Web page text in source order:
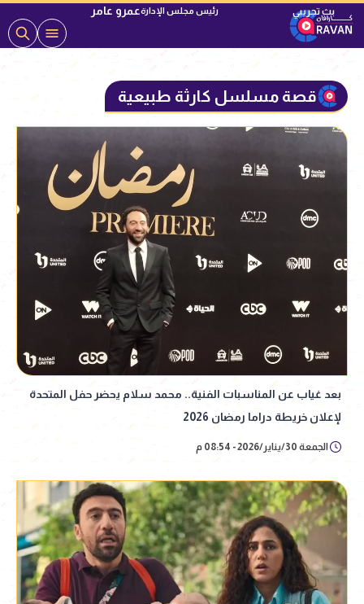
رئيس مجلس الإدارةعمرو عامر
قصة مسلسل كارثة طبيعية
بعد غياب عن المناسبات الفنية.. محمد سلام يحضر حفل المتحدة
لإعلان خريطة دراما رمضان 2026
الجمعة 30/يناير/2026 - 08:54 م